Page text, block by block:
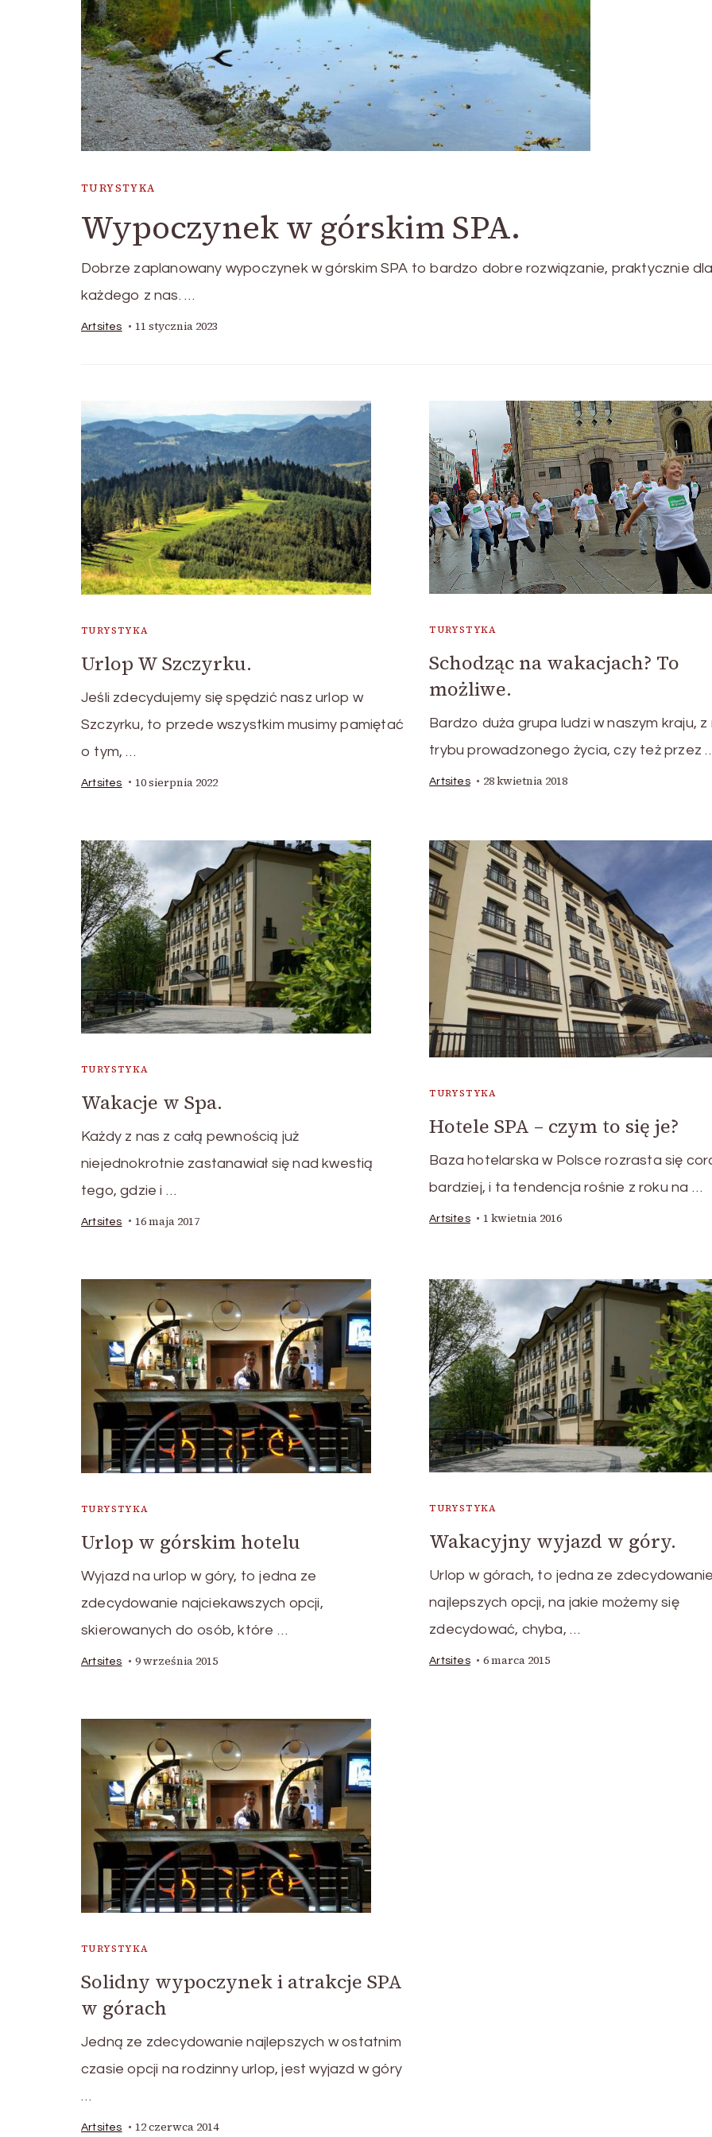
TURYSTYKA
Wypoczynek w górskim SPA.
Dobrze zaplanowany wypoczynek w górskim SPA to bardzo dobre rozwiązanie, praktycznie
każdego z nas. …
Artsites 11 stycznia 2023
TURYSTYKA
Urlop W Szczyrku.
Jeśli zdecydujemy się spędzić nasz urlop w
Szczyrku, to przede wszystkim musimy pamiętać
o tym, …
Artsites 10 sierpnia 2022
TURYSTYKA
Schodząc na wakacjach? To
możliwe.
Bardzo duża grupa ludzi w naszym kraju, z
trybu prowadzonego życia, czy też przez
Artsites 28 kwietnia 2018
TURYSTYKA
Wakacje w Spa.
Każdy z nas z całą pewnością już
niejednokrotnie zastanawiał się nad kwestią
tego, gdzie i …
Artsites 16 maja 2017
TURYSTYKA
Hotele SPA – czym to się je?
Baza hotelarska w Polsce rozrasta się
bardziej, i ta tendencja rośnie z roku na …
Artsites 1 kwietnia 2016
TURYSTYKA
Urlop w górskim hotelu
Wyjazd na urlop w góry, to jedna ze
zdecydowanie najciekawszych opcji,
skierowanych do osób, które …
Artsites 9 września 2015
TURYSTYKA
Wakacyjny wyjazd w góry.
Urlop w górach, to jedna ze
najlepszych opcji, na jakie możemy się
zdecydować, chyba, …
Artsites 6 marca 2015
TURYSTYKA
Solidny wypoczynek i atrakcje SPA
w górach
Jedną ze zdecydowanie najlepszych w ostatnim
czasie opcji na rodzinny urlop, jest wyjazd w góry
…
Artsites 12 czerwca 2014